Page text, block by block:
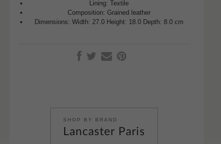
Lining: Textile
Composition: Grained leather
Dimensions: Width: 27.0 Height: 18.0 Depth: 8.0 cm
SHOP BY BRAND
Lancaster Paris